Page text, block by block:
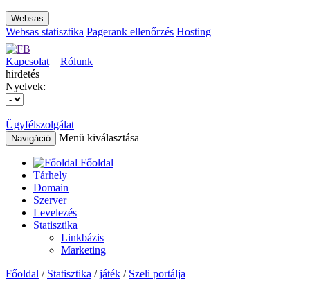
Websas
Websas statisztika Pagerank ellenőrzés Hosting
Kapcsolat
Rólunk
hirdetés
Nyelvek:
Ügyfélszolgálat
Navigáció Menü kiválasztása
Főoldal
Tárhely
Domain
Szerver
Levelezés
Statisztika
Linkbázis
Marketing
Főoldal / Statisztika /játék / Szeli portálja